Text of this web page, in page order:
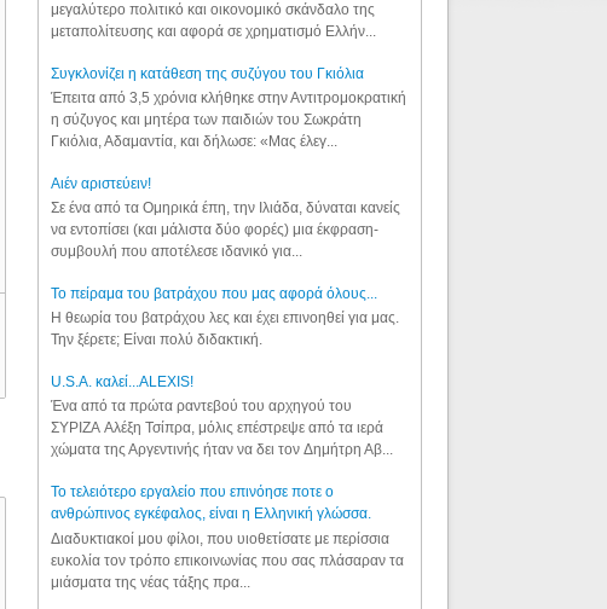
μεγαλύτερο πολιτικό και οικονομικό σκάνδαλο της
μεταπολίτευσης και αφορά σε χρηματισμό Ελλήν...
Συγκλονίζει η κατάθεση της συζύγου του Γκιόλια
Έπειτα από 3,5 χρόνια κλήθηκε στην Αντιτρομοκρατική
η σύζυγος και μητέρα των παιδιών του Σωκράτη
Γκιόλια, Αδαμαντία, και δήλωσε: «Μας έλεγ...
Aιέν αριστεύειν!
Σε ένα από τα Ομηρικά έπη, την Ιλιάδα, δύναται κανείς
να εντοπίσει (και μάλιστα δύο φορές) μια έκφραση-
συμβουλή που αποτέλεσε ιδανικό για...
Το πείραμα του βατράχου που μας αφορά όλους...
Η θεωρία του βατράχου λες και έχει επινοηθεί για μας.
Την ξέρετε; Είναι πολύ διδακτική.
U.S.A. καλεί...ALEXIS!
Ένα από τα πρώτα ραντεβού του αρχηγού του
ΣΥΡΙΖΑ Αλέξη Τσίπρα, μόλις επέστρεψε από τα ιερά
χώματα της Αργεντινής ήταν να δει τον Δημήτρη Αβ...
Το τελειότερο εργαλείο που επινόησε ποτε ο
ανθρώπινος εγκέφαλος, είναι η Ελληνική γλώσσα.
Διαδυκτιακοί μου φίλοι, που υιοθετίσατε με περίσσια
ευκολία τον τρόπο επικοινωνίας που σας πλάσαραν τα
μιάσματα της νέας τάξης πρα...